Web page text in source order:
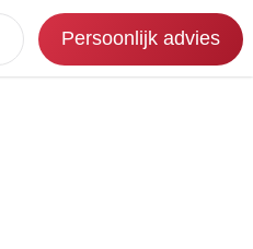
Persoonlijk advies